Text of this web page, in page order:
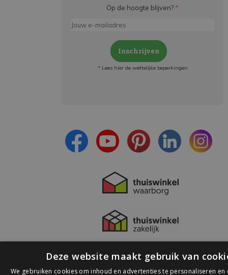
Op de hoogte blijven? *
Inschrijven
* Lees hier de wettelijke beperkingen
Deze website maakt gebruik van
We gebruiken cookies om inhoud en advertenties te personaliseren en